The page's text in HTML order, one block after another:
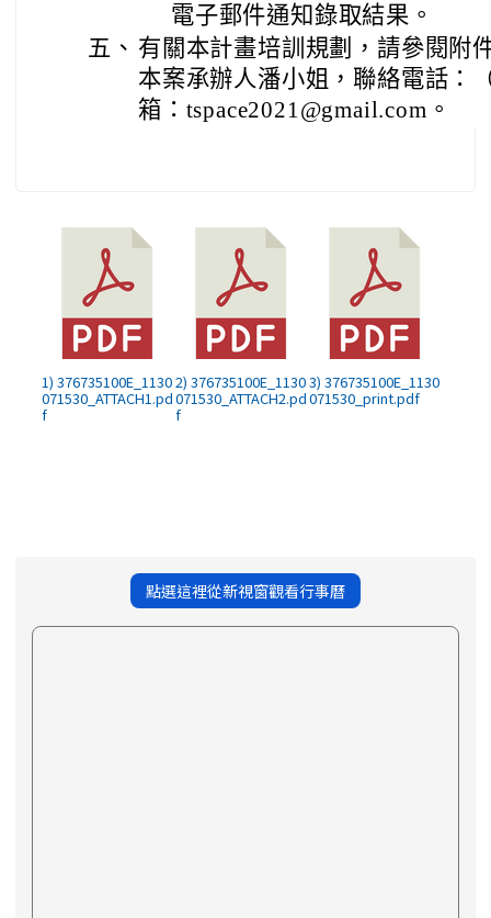
電子郵件通知錄取結果。
五、 有關本計畫培訓規劃，請參閱附
本案承辦人潘小姐，聯絡電話：
箱：tspace2021@gmail.com。
1) 376735100E_1130
071530_ATTACH1.pd
f
2) 376735100E_1130
071530_ATTACH2.pd
f
3) 376735100E_1130
071530_print.pdf
點選這裡從新視窗觀看行事曆